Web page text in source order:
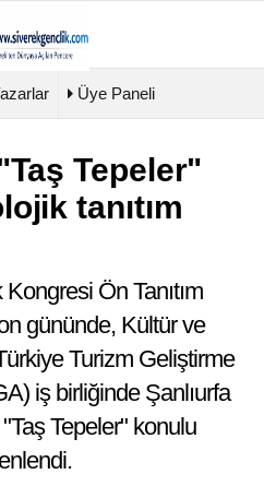
Köşe
Yazarları
Video
Künye
İletişim
İlkeleri
Üye Paneli
Tepeler"
tanıtım
Ön Tanıtım
gününde, Kültür ve
Turizm Geliştirme
iş birliğinde Şanlıurfa
Tepeler" konulu